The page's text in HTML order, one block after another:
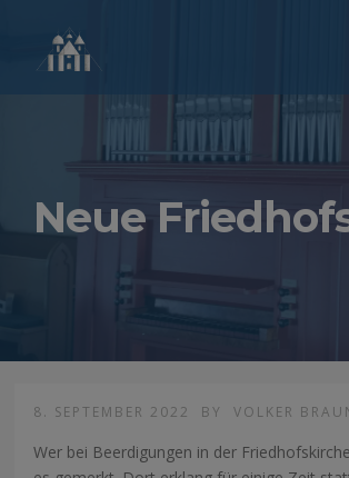
Neue
8. SEPTEMBER 2022 BY VOLKER
Wer bei Beerdigungen in der